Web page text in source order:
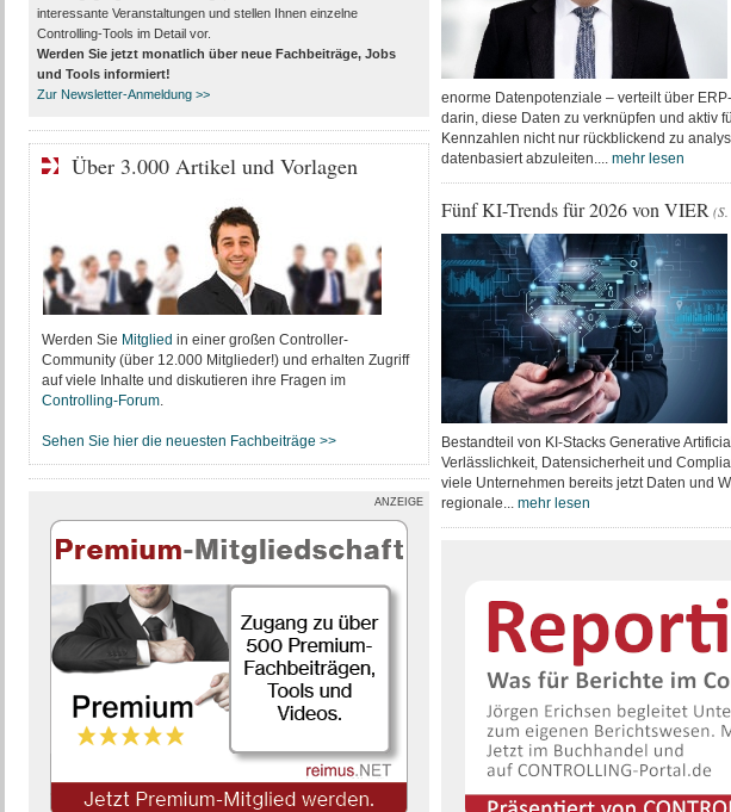
enorme Datenpotenziale – verteilt über
darin, diese Daten zu verknüpfen und aktiv
Kennzahlen nicht nur rückblickend zu
datenbasiert abzuleiten.... mehr lesen
Fünf KI-Trends für 2026 von VIER (S.
Bestandteil von KI-Stacks Generative
Verlässlichkeit, Datensicherheit und
viele Unternehmen bereits jetzt Daten und
regionale... mehr lesen
interessante Veranstaltungen und stellen Ihnen einzelne
Controlling-Tools im Detail vor.
Werden Sie jetzt monatlich über neue Fachbeiträge, Jobs
und Toolsinformiert!
Zur Newsletter-Anmeldung >>
Über 3.000 Artikel und Vorlagen
Werden Sie Mitglied in einer großen Controller-
Community (über 12.000 Mitglieder!) und erhalten Zugriff
auf viele Inhalte und diskutieren ihre Fragen im
Controlling-Forum.
Sehen Sie hier die neuesten Fachbeiträge >>
ANZEIGE